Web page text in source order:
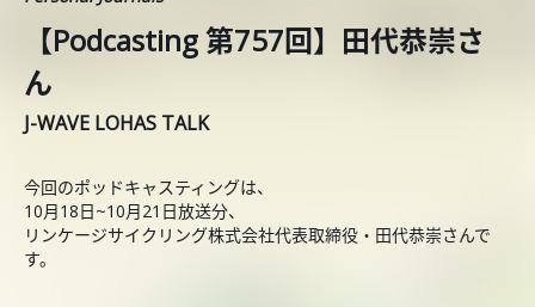
【Podcasting 第757回】田代恭崇さ
ん
J-WAVE LOHAS TALK
今回のポッドキャスティングは、
10月18日~10月21日放送分、
リンケージサイクリング株式会社代表取締役・田代恭崇さんで
す。